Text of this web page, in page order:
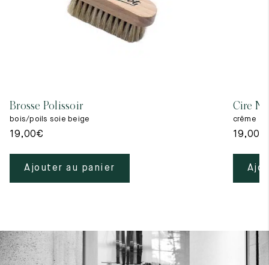
Brosse Polissoir
bois/poils soie beige
19,00€
Ajouter au panier
Cire
crême
19,00